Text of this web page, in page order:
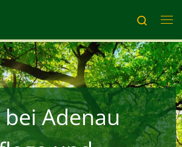
Search
Adenau